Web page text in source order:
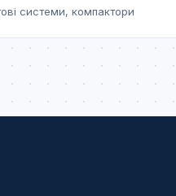
системи, компактори